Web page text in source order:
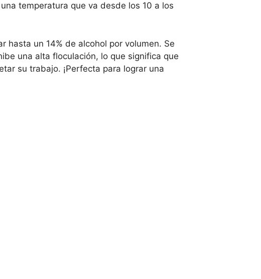
temperatura que va desde los 10 a los
hasta un 14% de alcohol por volumen. Se
una alta floculación, lo que significa que
su trabajo. ¡Perfecta para lograr una